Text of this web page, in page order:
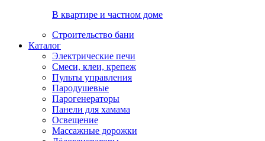
В квартире и частном доме
Строительство бани
Каталог
Электрические печи
Смеси, клеи, крепеж
Пульты управления
Пародушевые
Парогенераторы
Панели для хамама
Освещение
Массажные дорожки